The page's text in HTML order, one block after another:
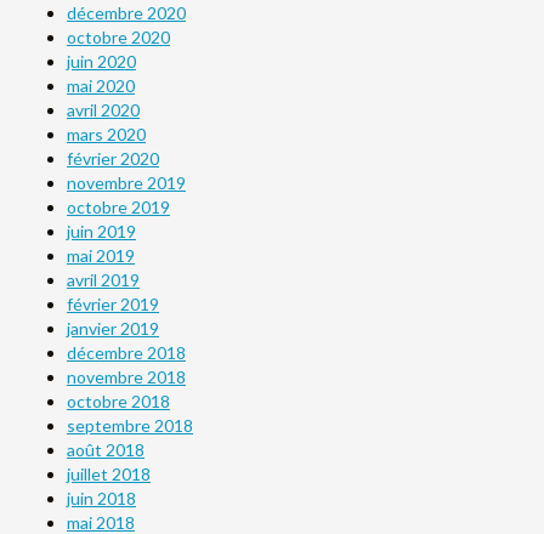
décembre 2020
octobre 2020
juin 2020
mai 2020
avril 2020
mars 2020
février 2020
novembre 2019
octobre 2019
juin 2019
mai 2019
avril 2019
février 2019
janvier 2019
décembre 2018
novembre 2018
octobre 2018
septembre 2018
août 2018
juillet 2018
juin 2018
mai 2018